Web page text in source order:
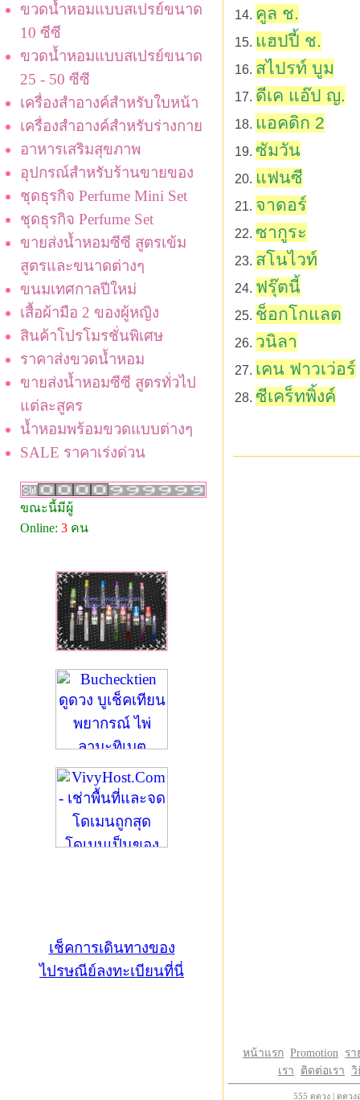
ขวดน้ำหอมแบบสเปรย์ขนาด
10 ซีซี
ขวดน้ำหอมแบบสเปรย์ขนาด
25 - 50 ซีซี
เครื่องสำอางค์สำหรับใบหน้า
เครื่องสำอางค์สำหรับร่างกาย
อาหารเสริมสุขภาพ
อุปกรณ์สำหรับร้านขายของ
ชุดธุรกิจ Perfume Mini Set
ชุดธุรกิจ Perfume Set
ขายส่งน้ำหอมซีซี สูตรเข้ม
สูตรและขนาดต่างๆ
ขนมเทศกาลปีใหม่
เสื้อผ้ามือ 2 ของผู้หญิง
สินค้าโปรโมรชั่นพิเศษ
ราคาส่งขวดน้ำหอม
ขายส่งน้ำหอมซีซี สูตรทั่วไป
แต่ละสูคร
น้ำหอมพร้อมขวดแบบต่างๆ
SALE ราคาเร่งด่วน
ขณะนี้มีผู้
Online: 3 คน
เช็คการเดินทางของ
ไปรษณีย์ลงทะเบียนที่นี่
คูล ช.
แฮปปี้ ช.
สไปรท์ บูม
ดีเค แอ๊ป ญ.
แอคดิก 2
ซัมวัน
แฟนซี
จาดอร์
ซากูระ
สโนไวท์
ฟรุ๊ตนี้
ช็อกโกแลต
วนิลา
เคน ฟาวเว่อร์
ซีเคร็ทพิ้งค์
หน้าแรก Promotion ร
เรา
ติดต่อเรา วิ
555 ดูดวง ดูดวง